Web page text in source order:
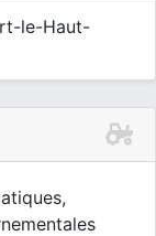
le-Haut-